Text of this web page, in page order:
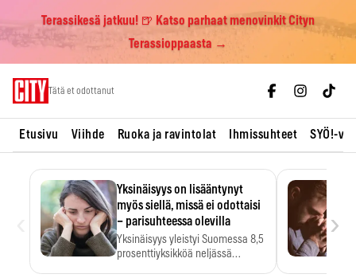
Terassikesä jatkuu! 🍺 Katso parhaat menovinkit Cityn
Terassioppaasta →
Tätä et odottanut
Etusivu Viihde Ruoka ja ravintolat Ihmissuhteet SYÖ!-
Yksinäisyys on lisääntynyt
myös siellä, missä ei odottaisi
– parisuhteessa olevilla
Yksinäisyys yleistyi Suomessa 8,5
prosenttiyksikköä neljässä
›